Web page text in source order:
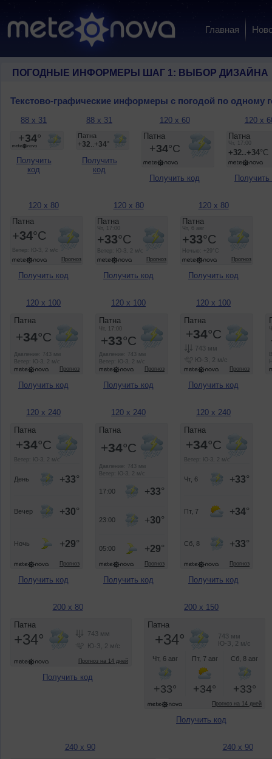
Главная
ПОГОДНЫЕ ИНФОРМЕРЫ ШАГ 1: ВЫБОР ДИЗАЙНА
Текстово-графические информеры с погодой по одному
88 x 31
Получить
код
88 x 31
Получить
код
120 x 60
Получить код
120 x
Получить
120 x 80
Получить код
120 x 80
Получить код
120 x 80
Получить код
120 x 100
Получить код
120 x 100
Получить код
120 x 100
Получить код
120 x 240
Получить код
120 x 240
Получить код
120 x 240
Получить код
200 x 80
Получить код
200 x 150
Получить код
240 x 90 240 x 90